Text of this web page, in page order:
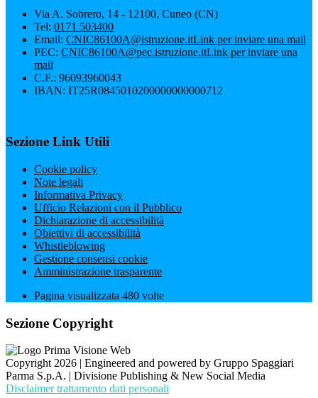
Via A. Sobrero, 14 - 12100, Cuneo (CN)
Tel: 0171 503400
Email: CNIC86100A@istruzione.itLink per inviare una mail
PEC: CNIC86100A@pec.istruzione.itLink per inviare una
mail
C.F.: 96093960043
IBAN: IT25R0845010200000000000712
Sezione Link Utili
Cookie policy
Note legali
Informativa Privacy
Ufficio Relazioni con il Pubblico
Dichiarazione di accessibilità
Obiettivi di accessibilità
Whistleblowing
Gestione consensi cookie
Amministrazione trasparente
Pagina visualizzata 480 volte
Sezione Copyright
Copyright 2026 | Engineered and powered by Gruppo Spaggiari
Parma S.p.A. | Divisione Publishing & New Social Media
Disclaimer trattamento dati personali